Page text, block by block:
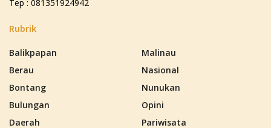
Tep : 081351924942
Rubrik
Balikpapan
Berau
Bontang
Bulungan
Daerah
Malinau
Nasional
Nunukan
Opini
Pariwisata